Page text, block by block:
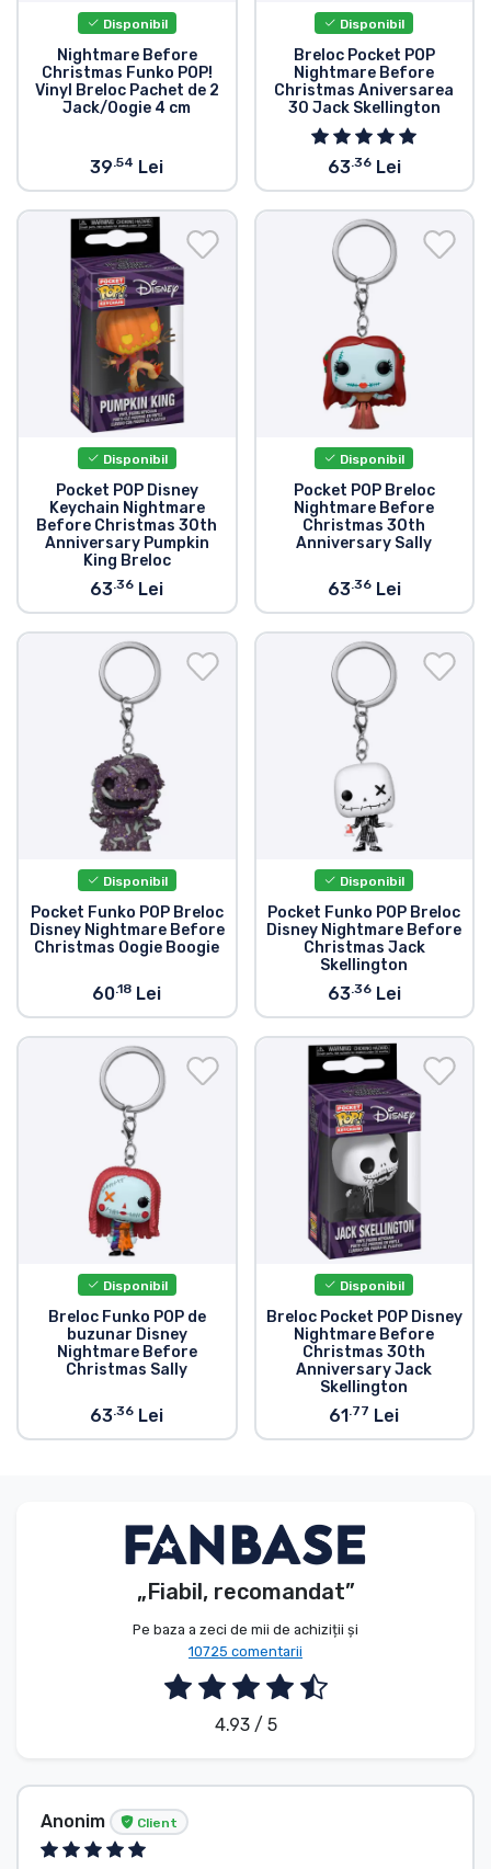
Disponibil
Nightmare Before
Christmas Funko POP!
Vinyl Breloc Pachet de 2
Jack/Oogie 4 cm
39.54 Lei
Disponibil
Breloc Pocket POP
Nightmare Before
Christmas Aniversarea
30 Jack Skellington
63.36Lei
Disponibil
Pocket POP Disney
Keychain Nightmare
Before Christmas 30th
Anniversary Pumpkin
King Breloc
63.36 Lei
Disponibil
Pocket POP Breloc
Nightmare Before
Christmas 30th
Anniversary Sally
63.36Lei
Disponibil
Pocket Funko POP Breloc
Disney Nightmare Before
Christmas Oogie Boogie
60.18 Lei
Disponibil
Pocket Funko POP Breloc
Disney Nightmare Before
Christmas Jack
Skellington
63.36Lei
Disponibil
Breloc Funko POP de
buzunar Disney
Nightmare Before
Christmas Sally
63.36 Lei
Disponibil
Breloc Pocket POP Disney
Nightmare Before
Christmas 30th
Anniversary Jack
Skellington
61 .77 Lei
„Fiabil, recomandat”
Pe baza a zeci de mii de achiziții și
10725 comentarii
4.93 / 5
Anonim Client